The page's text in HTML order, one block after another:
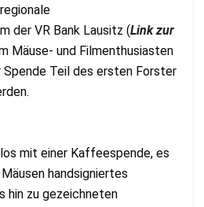
der VR Bank Lausitz (Link zur
Mäuse- und Filmenthusiasten
Spende Teil des ersten Forster
mit einer Kaffeespende, es
handsigniertes
hin zu gezeichneten